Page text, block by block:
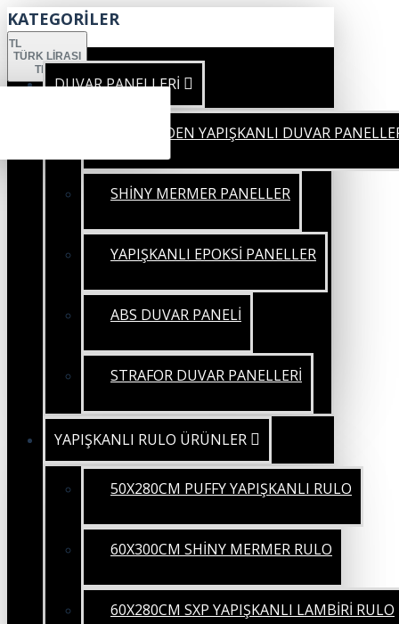
KATEGORİLER
TL
TÜRK LIRASI
TRY
DUVAR PANELLERİ
KENDİNDEN YAPIŞKANLI DUVAR
SHİNY MERMER PANELLER
YAPIŞKANLI EPOKSİ PANELLER
ABS DUVAR PANELİ
STRAFOR DUVAR PANELLERİ
YAPIŞKANLI RULO ÜRÜNLER
50X280CM PUFFY YAPIŞKANLI RULO
60X300CM SHİNY MERMER RULO
60X280CM SXP YAPIŞKANLI LAMBİRİ RULO